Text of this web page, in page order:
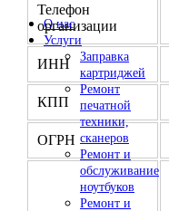
О нас
Услуги
Заправка
картриджей
Ремонт
печатной
техники,
сканеров
Ремонт и
обслуживание
ноутбуков
Ремонт и
Телефон
организации
ИНН
КПП
ОГРН